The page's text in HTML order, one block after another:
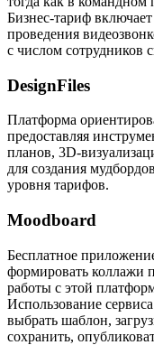
Бизнес-тариф
проведения
с числом сотрудников
DesignFiles
Платформа
предоставляя
планов, 3D-
для создания
уровня тарифов.
Moodboard
Бесплатное
формировать коллажи
работы с этой
Использование
выбрать шаблон,
сохранить,